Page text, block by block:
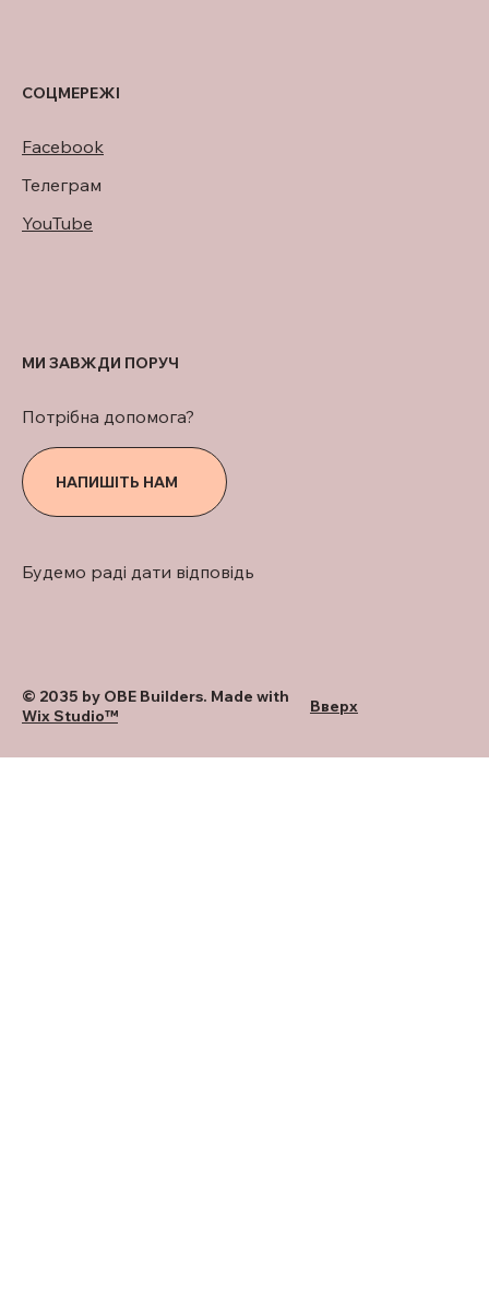
СОЦМЕРЕЖІ
Facebook
Телеграм
YouTube
Будемо раді дати відповідь
НАПИШІТЬ НАМ
Потрібна допомога?
МИ ЗАВЖДИ ПОРУЧ
© 2035 by OBE Builders. Made with
Wix Studio™
Вверх